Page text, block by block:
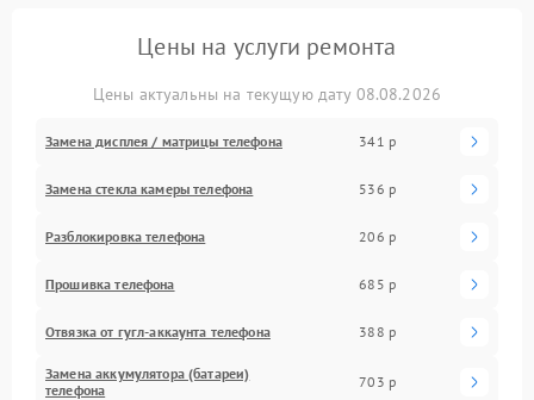
Цены на услуги ремонта
Цены актуальны на текущую дату 08.08.2026
Замена дисплея / матрицы телефона 341 р
Замена стекла камеры телефона 536 р
Разблокировка телефона 206 р
Прошивка телефона 685 р
Отвязка от гугл-аккаунта телефона 388 р
Замена аккумулятора (батареи)
телефона
703 р